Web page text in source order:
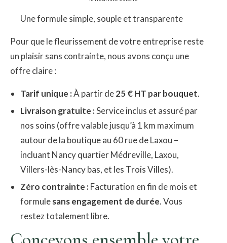
​Une formule simple, souple et transparente
​Pour que le fleurissement de votre entreprise reste
un plaisir sans contrainte, nous avons conçu une
offre claire :
Tarif unique :À partir de25 € HT par bouquet.
Livraison gratuite :Service inclus et assuré par
nos soins (offre valable jusqu’à 1 km maximum
autour de la boutique au 60 rue de Laxou –
incluant Nancy quartier Médreville, Laxou,
Villers-lès-Nancy bas, et les Trois Villes).
Zéro contrainte :Facturation en fin de mois et
formulesans engagement de durée. Vous
restez totalement libre.